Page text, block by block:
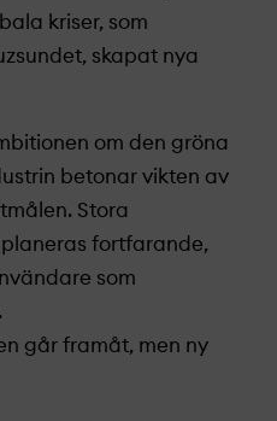
kriser, som
skapat nya
om den gröna
betonar vikten av
Stora
fortfarande,
som
går framåt, men ny